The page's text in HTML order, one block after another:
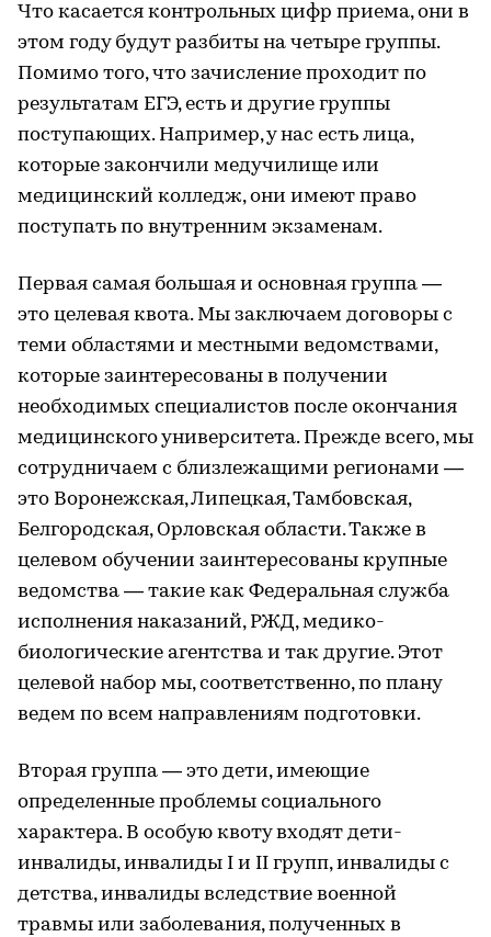
Что касается контрольных цифр приема, они в
этом году будут разбиты на четыре группы.
Помимо того, что зачисление проходит по
результатам ЕГЭ, есть и другие группы
поступающих. Например, у нас есть лица,
которые закончили медучилище или
медицинский колледж, они имеют право
поступать по внутренним экзаменам.
Первая самая большая и основная группа —
это целевая квота. Мы заключаем договоры с
теми областями и местными ведомствами,
которые заинтересованы в получении
необходимых специалистов после окончания
медицинского университета. Прежде всего, мы
сотрудничаем с близлежащими регионами —
это Воронежская, Липецкая, Тамбовская,
Белгородская, Орловская области. Также в
целевом обучении заинтересованы крупные
ведомства — такие как Федеральная служба
исполнения наказаний, РЖД, медико-
биологические агентства и так другие. Этот
целевой набор мы, соответственно, по плану
ведем по всем направлениям подготовки.
Вторая группа — это дети, имеющие
определенные проблемы социального
характера. В особую квоту входят дети-
инвалиды, инвалиды I и II групп, инвалиды с
детства, инвалиды вследствие военной
травмы или заболевания, полученных в